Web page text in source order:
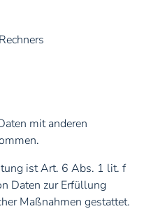
mit anderen
ist Art. 6 Abs. 1 lit. f
Daten zur Erfüllung
Maßnahmen gestattet.